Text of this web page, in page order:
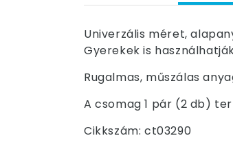
Univerzális méret,
Gyerekek is
Rugalmas, műszálas
A csomag 1 pár (2 db)
Cikkszám: ct03290